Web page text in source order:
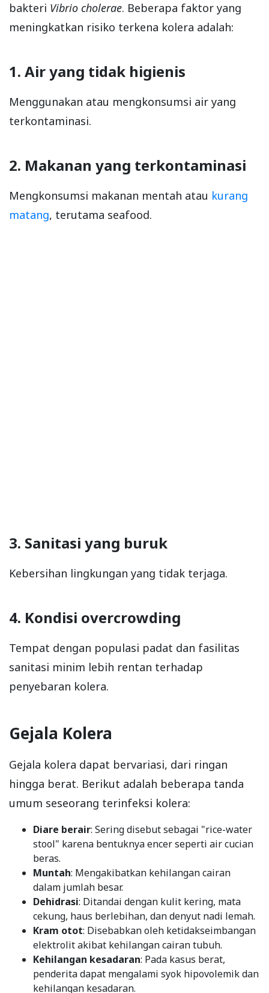
bakteri Vibrio cholerae. Beberapa faktor yang
meningkatkan risiko terkena kolera adalah:
1. Air yang tidak higienis
Menggunakan atau mengkonsumsi air yang
terkontaminasi.
2. Makanan yang terkontaminasi
Mengkonsumsi makanan mentah atau kurang
matang, terutama seafood.
3. Sanitasi yang buruk
Kebersihan lingkungan yang tidak terjaga.
4. Kondisi overcrowding
Tempat dengan populasi padat dan fasilitas
sanitasi minim lebih rentan terhadap
penyebaran kolera.
Gejala Kolera
Gejala kolera dapat bervariasi, dari ringan
hingga berat. Berikut adalah beberapa tanda
umum seseorang terinfeksi kolera:
Diare berair: Sering disebut sebagai "rice-water
stool" karena bentuknya encer seperti air cucian
beras.
Muntah: Mengakibatkan kehilangan cairan
dalam jumlah besar.
Dehidrasi: Ditandai dengan kulit kering, mata
cekung, haus berlebihan, dan denyut nadi lemah.
Kram otot: Disebabkan oleh ketidakseimbangan
elektrolit akibat kehilangan cairan tubuh.
Kehilangan kesadaran: Pada kasus berat,
penderita dapat mengalami syok hipovolemik dan
kehilangan kesadaran.